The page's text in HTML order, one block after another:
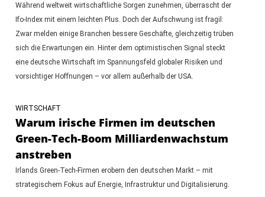
Während weltweit wirtschaftliche Sorgen zunehmen, überrascht der
Ifo-Index mit einem leichten Plus. Doch der Aufschwung ist fragil:
Zwar melden einige Branchen bessere Geschäfte, gleichzeitig trüben
sich die Erwartungen ein. Hinter dem optimistischen Signal steckt
eine deutsche Wirtschaft im Spannungsfeld globaler Risiken und
vorsichtiger Hoffnungen – vor allem außerhalb der USA.
WIRTSCHAFT
Warum irische Firmen im deutschen
Green-Tech-Boom Milliardenwachstum
anstreben
Irlands Green-Tech-Firmen erobern den deutschen Markt – mit
strategischem Fokus auf Energie, Infrastruktur und Digitalisierung.